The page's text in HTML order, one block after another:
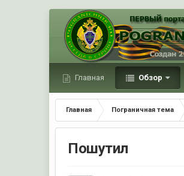
Главная Обзор
Главная Пограничная тема
Пошутил